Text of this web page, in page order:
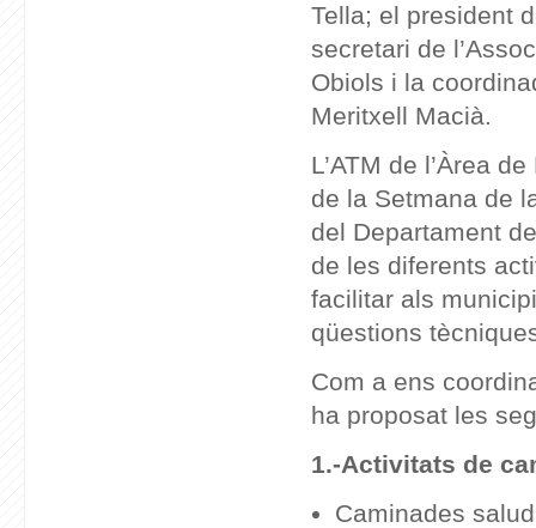
Tella; el president
secretari de
Obiols i la
Meritxell Macià.
L’ATM de l’Àrea
de la Setmana de
del Departament
de les diferents
facilitar als
qüestions
Com a ens
ha proposat les
1.-Activitats de
Caminades